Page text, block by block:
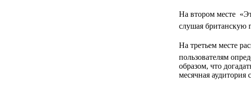
На втором месте 
слушая британскую
На третьем месте
пользователям
образом, что
месячная аудитория